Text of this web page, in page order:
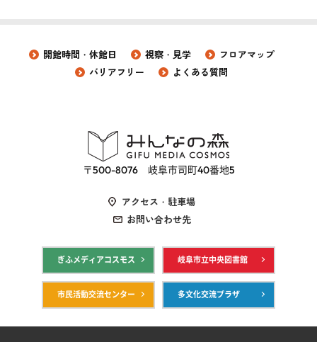
開館時間・休館日 視察・見学
フロアマップ
バリアフリー
よくある質問
〒500-8076 岐阜市司町40番地5
アクセス・駐車場
お問い合わせ先
ぎふメディアコスモス 岐阜市立中央図書館
市民活動交流センター 多文化交流プラザ